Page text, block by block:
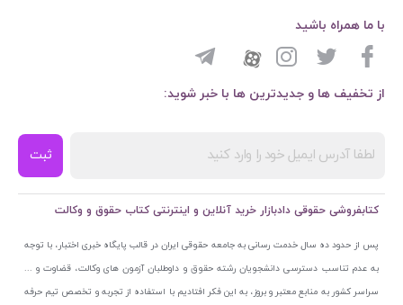
از تخفیف ها و جدیدترین ها با خبر شوید:
ثبت
با ما همراه باشید
کتابفروشی حقوقی دادبازار خرید آنلاین و اینترنتی کتاب حقوق و وکالت
پس از حدود ده سال خدمت رسانی به جامعه حقوقی ایران در قالب پایگاه خبری اختبار، با توجه
به عدم تناسب دسترسی دانشجویان رشته حقوق و داوطلبان آزمون های وکالت، قضاوت و ...
سراسر کشور به منابع معتبر و بروز، به این فکر افتادیم با استفاده از تجربه و تخصص تیم حرفه